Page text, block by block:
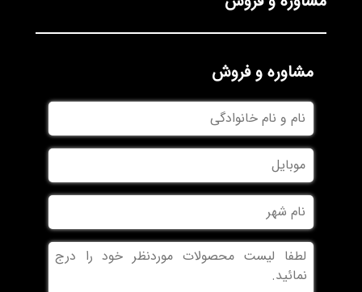
مشاوره و فروش
نام
و
نام
خانوادگی
موبایل
نام
شهر
بدون
عنوان